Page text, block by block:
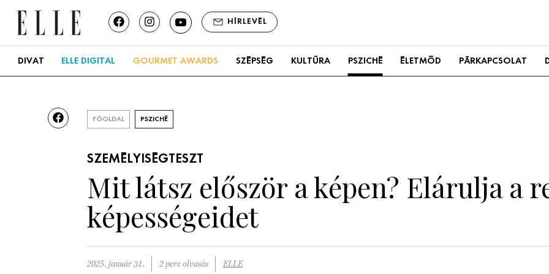
HÍRLEVÉL
DIVAT ELLE DIGITAL GOURMET AWARDS SZÉPSÉG KULTÚRA PSZICHÉ ÉLETMÓD PÁRKAPCSOLAT
FŐOLDAL PSZICHÉ
SZEMÉLYISÉGTESZT
Mit látsz először a képen? Elárulja a
képességeidet
2025. január 31. 2 perc olvasás ELLE